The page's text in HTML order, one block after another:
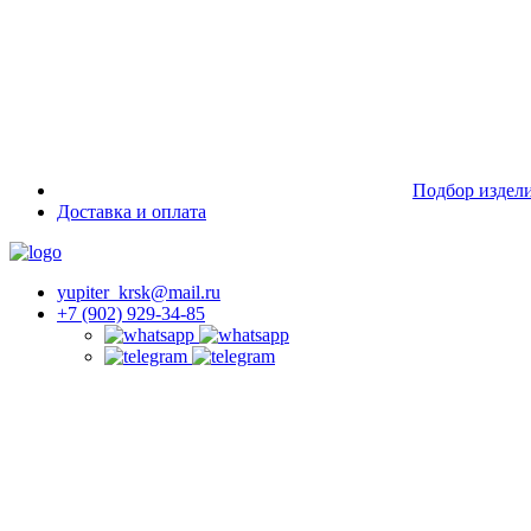
Подбор
Доставка и оплата
yupiter_krsk@mail.ru
+7 (902) 929-34-85